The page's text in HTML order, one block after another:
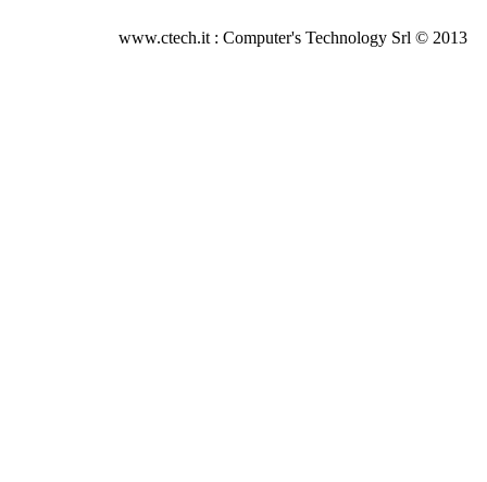
www.ctech.it : Computer's Technology Srl © 2013